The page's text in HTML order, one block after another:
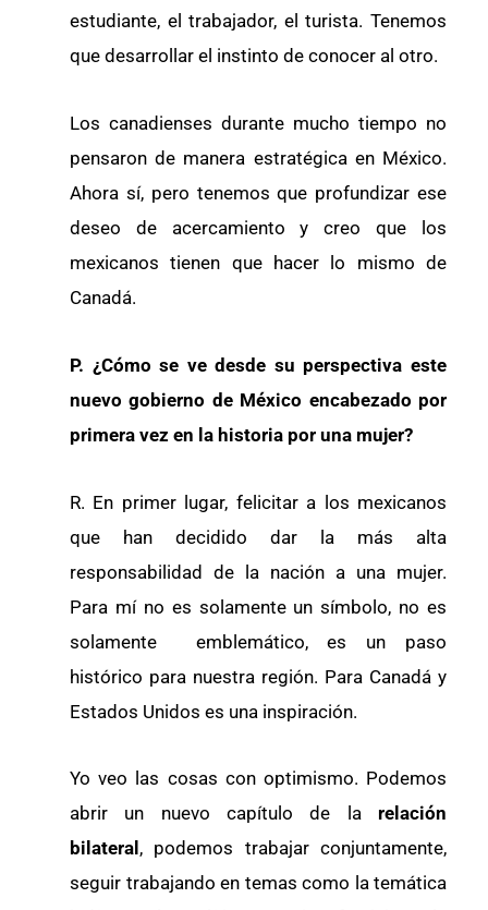
estudiante, el trabajador, el turista. Tenemos
que desarrollar el instinto de conocer al otro.
Los canadienses durante mucho tiempo no
pensaron de manera estratégica en México.
Ahora sí, pero tenemos que profundizar ese
deseo de acercamiento y creo que los
mexicanos tienen que hacer lo mismo de
Canadá.
P. ¿Cómo se ve desde su perspectiva este
nuevo gobierno de México encabezado por
primera vez en la historia por una mujer?
R. En primer lugar, felicitar a los mexicanos
que han decidido dar la más alta
responsabilidad de la nación a una mujer.
Para mí no es solamente un símbolo, no es
solamente emblemático, es un paso
histórico para nuestra región. Para Canadá y
Estados Unidos es una inspiración.
Yo veo las cosas con optimismo. Podemos
abrir un nuevo capítulo de la relación
bilateral , podemos trabajar conjuntamente,
seguir trabajando en temas como la temática